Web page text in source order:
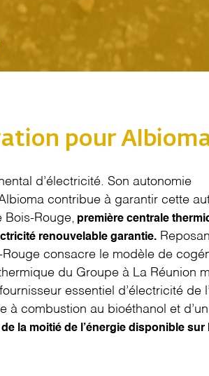
pour
d’électricité. Son autonomie
contribue à garantir cette
Bois-Rouge, première centrale
renouvelable garantie.
consacre le modèle de
du Groupe à La Réunion
essentiel d’électricité de
à combustion au bioéthanol et
la moitié de l’énergie disponible sur